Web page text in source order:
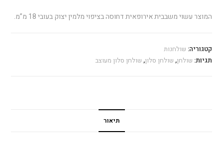
המוצר עשוי משבבית אירופאית דחוסה בציפוי מלמין יצוק בעובי 18 מ”מ.
קטגוריה: שולחנות
תגיות: שולחן, שולחן סלון, שולחן סלון מעוצב
תיאור